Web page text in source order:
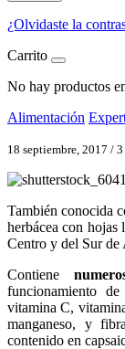
¿Olvidaste la
Carrito
No hay productos
Alimentación
18 septiembre, 2017 / 3
También conocida
herbácea con hojas
Centro y del Sur de
Contiene
funcionamiento
vitamina C,
manganeso, y
contenido en